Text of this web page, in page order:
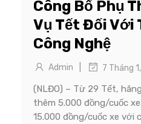
Công Bố Phụ
Vụ Tết Đối Với
Công Nghệ
Admin 7 Tháng
(NLĐO) – Từ 29 Tết,
thêm 5.000 đồng/cuốc
15.000 đồng/cuốc xe với